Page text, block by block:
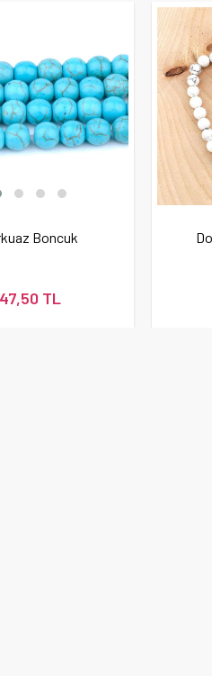
Boncuk
47,50 TL